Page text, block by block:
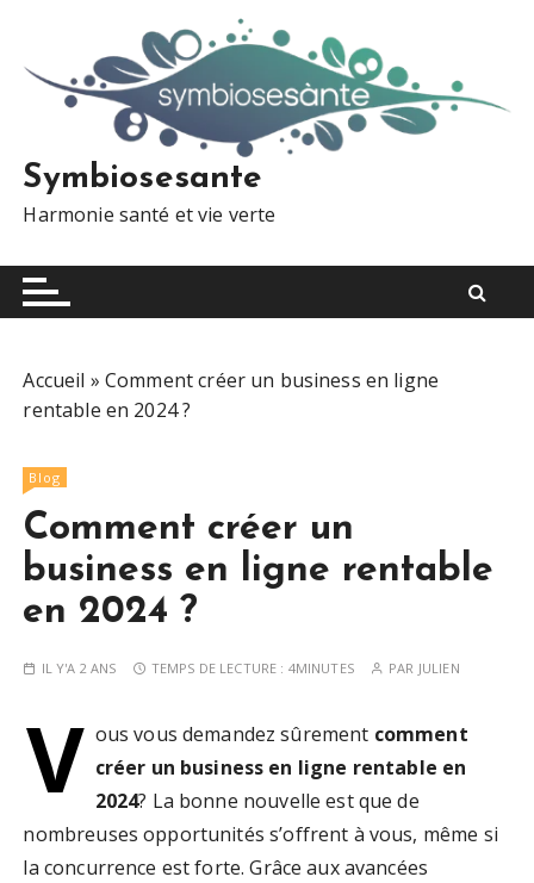
Symbiosesante
Harmonie santé et vie verte
Accueil » Comment créer un business en ligne
rentable en 2024 ?
Blog
Comment créer un
business en ligne rentable
en 2024 ?
IL Y'A 2 ANS TEMPS DE LECTURE : 4MINUTES PAR JULIEN
V ous vous demandez sûrement comment
créer un business en ligne rentable en
2024? La bonne nouvelle est que de
nombreuses opportunités s’offrent à vous, même si
la concurrence est forte. Grâce aux avancées